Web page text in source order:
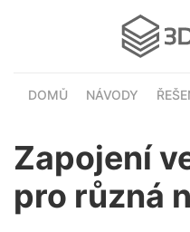
DOMŮ NÁVODY
Zapojení
pro různá